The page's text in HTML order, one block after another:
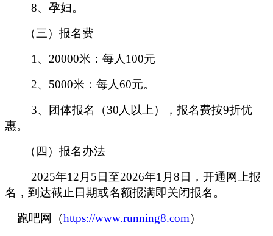
8、孕妇。
（三）报名费
1、20000米：每人100元
2、5000米：每人60元。
3、团体报名（30人以上），报名费按9折优
惠。
（四）报名办法
2025年12月5日至2026年1月8日，开通网上报
名，到达截止日期或名额报满即关闭报名。
跑吧网（https://www.running8.com）